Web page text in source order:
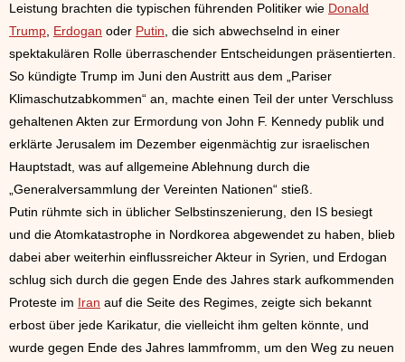
Leistung brachten die typischen führenden Politiker wie Donald
Trump, Erdogan oder Putin, die sich abwechselnd in einer
spektakulären Rolle überraschender Entscheidungen präsentierten.
So kündigte Trump im Juni den Austritt aus dem „Pariser
Klimaschutzabkommen“ an, machte einen Teil der unter Verschluss
gehaltenen Akten zur Ermordung von John F. Kennedy publik und
erklärte Jerusalem im Dezember eigenmächtig zur israelischen
Hauptstadt, was auf allgemeine Ablehnung durch die
„Generalversammlung der Vereinten Nationen“ stieß.
Putin rühmte sich in üblicher Selbstinszenierung, den IS besiegt
und die Atomkatastrophe in Nordkorea abgewendet zu haben, blieb
dabei aber weiterhin einflussreicher Akteur in Syrien, und Erdogan
schlug sich durch die gegen Ende des Jahres stark aufkommenden
Proteste im Iran auf die Seite des Regimes, zeigte sich bekannt
erbost über jede Karikatur, die vielleicht ihm gelten könnte, und
wurde gegen Ende des Jahres lammfromm, um den Weg zu neuen